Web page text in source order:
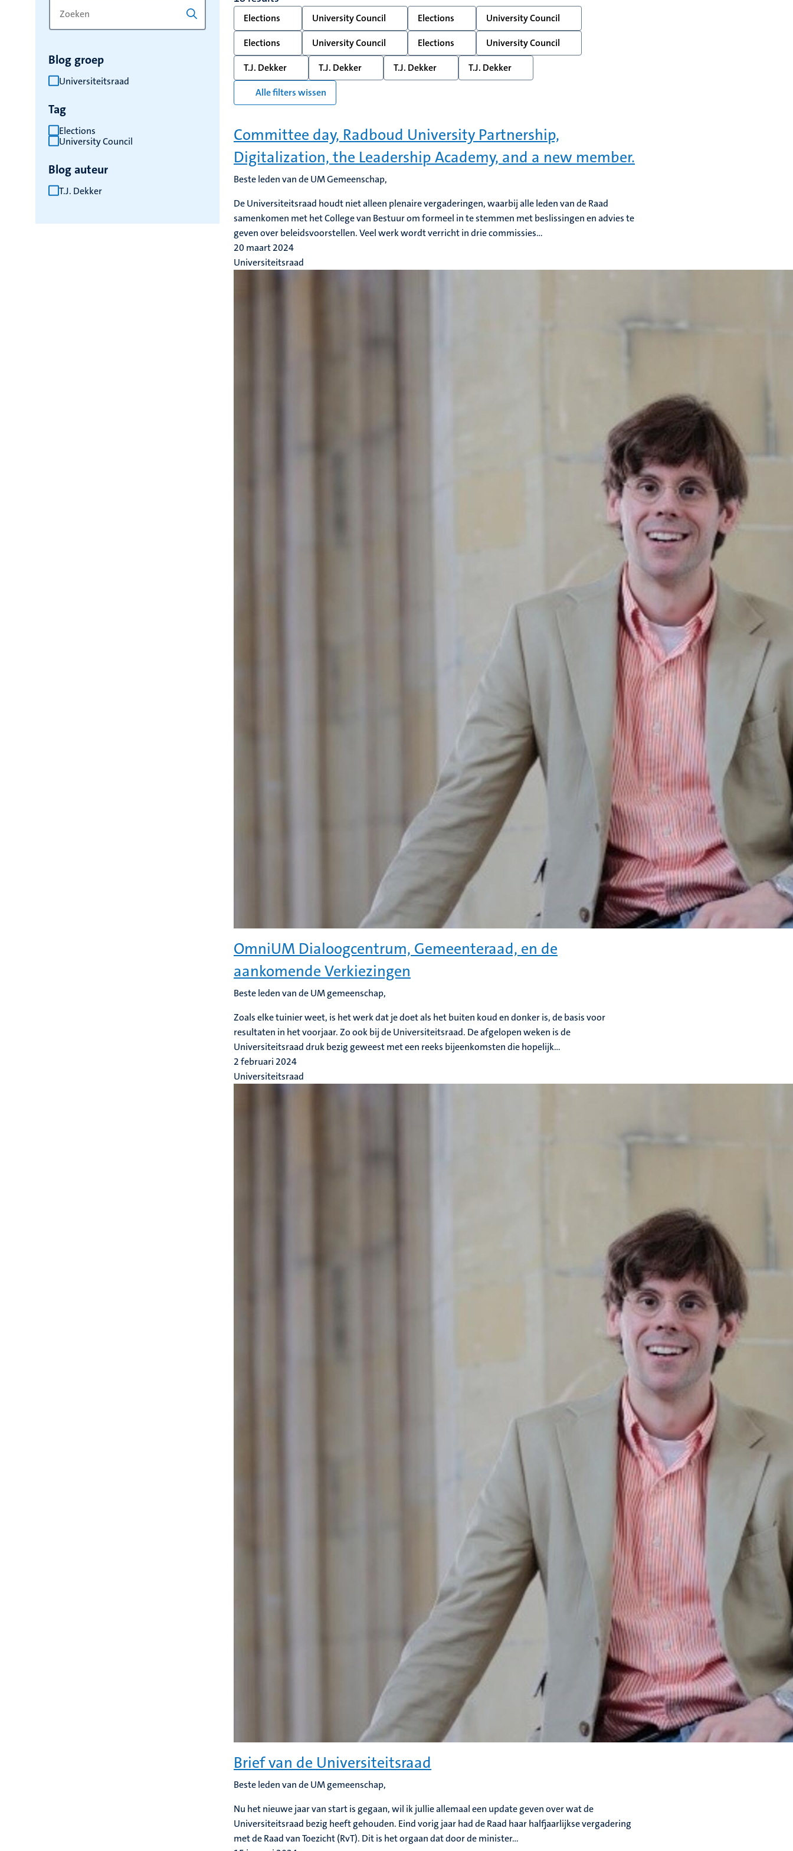
trefwoord
trefwoord
resultaten
vernieuwen
Blog groep
Universiteitsraad
Tag
Elections
University Council
Blog auteur
T.J. Dekker
Elections University Council Elections
University Council
Elections
University Council Elections
University Council
T.J. Dekker
T.J. Dekker T.J. Dekker
T.J. Dekker
Alle filters wissen
Committee day, Radboud University Partnership,
Digitalization, the Leadership Academy, and a new member.
Beste leden van de UM Gemeenschap,
De Universiteitsraad houdt niet alleen plenaire vergaderingen, waarbij alle leden van de Raad
samenkomen met het College van Bestuur om formeel in te stemmen met beslissingen en advies te
geven over beleidsvoorstellen. Veel werk wordt verricht in drie commissies...
20 maart 2024
Universiteitsraad
OmniUM Dialoogcentrum, Gemeenteraad, en de
aankomende Verkiezingen
Beste leden van de UM gemeenschap,
Zoals elke tuinier weet, is het werk dat je doet als het buiten koud en donker is, de basis voor
resultaten in het voorjaar. Zo ook bij de Universiteitsraad. De afgelopen weken is de
Universiteitsraad druk bezig geweest met een reeks bijeenkomsten die hopelijk...
2 februari 2024
Universiteitsraad
Brief van de Universiteitsraad
Beste leden van de UM gemeenschap,
Nu het nieuwe jaar van start is gegaan, wil ik jullie allemaal een update geven over wat de
Universiteitsraad bezig heeft gehouden. Eind vorig jaar had de Raad haar halfjaarlijkse vergadering
met de Raad van Toezicht (RvT). Dit is het orgaan dat door de minister...